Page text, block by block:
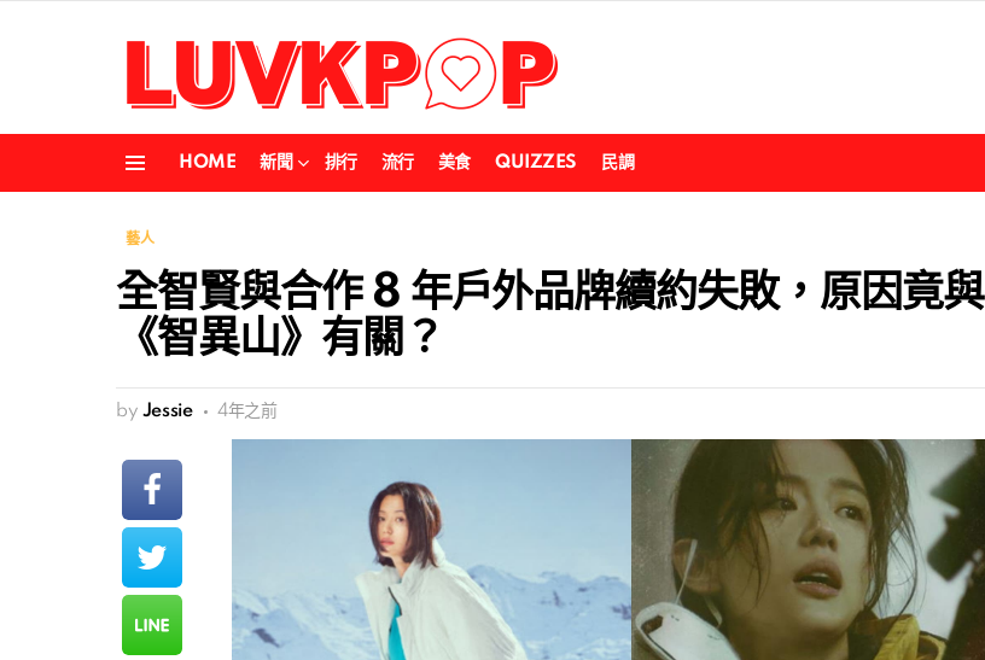
HOME 新聞 排行 流行 美食 QUIZZES 民調
藝人
全智賢與合作 8 年戶外品牌續約失敗，原因竟與
《智異山》有關？
by Jessie 4年之前